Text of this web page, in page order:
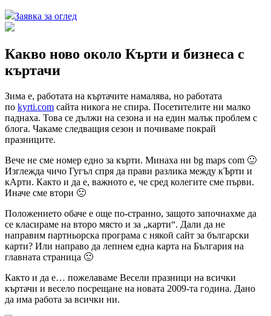
Заявка за оглед
Какво ново около Кърти и бизнеса с
къртачи
Зима е, работата на къртачите намалява, но работата
по kyrti.com сайта никога не спира. Посетителите ни малко
паднаха. Това се дължи на сезона и на един малък проблем с
блога. Чакаме следващия сезон и почиваме покрай
празниците.
Вече не сме номер едно за кърти. Минаха ни bg maps com 🙂
Изглежда чичо Гугъл спря да прави разлика между кЪрти и
кАрти. Както и да е, важното е, че сред колегите сме първи.
Иначе сме втори 🙁
Положението обаче е още по-странно, защото започнахме да
се класираме на второ място и за „карти“. Дали да не
направим партньорска програма с някой сайт за български
карти? Или направо да лепнем една карта на България на
главната страница 🙂
Както и да е… пожелаваме Весели празници на всички
къртачи и весело посрещане на новата 2009-та година. Дано
да има работа за всички ни.